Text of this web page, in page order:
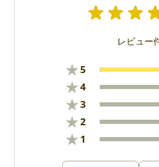
レビュー
★5
★4
★3
★2
★ 1